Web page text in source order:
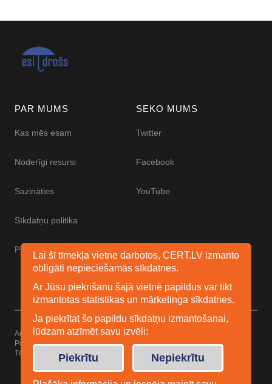
PAR MUMS
Kas mēs esam
Noderīgi resursi
Sazināties
Sīkdatņu politika
Piekļūstamības paziņojums
SEKO MUMS
Twitter
Facebook
YouTube
Autortiesības © 2026 Esidrošs
Powered byWordPress
Tēma: Uku noElmastudio
Lai šī tīmekļa vietne darbotos, CERT.LV izmanto
obligāti nepieciešamās sīkdatnes.
Ar Jūsu piekrišanu šajā vietnē papildus var tikt
izmantotas statistikas un mārketinga sīkdatnes.
Ja piekrītat šo papildu sīkdatņu izmantošanai,
lūdzam atzīmēt savu izvēli:
Piekrītu Nepiekrītu